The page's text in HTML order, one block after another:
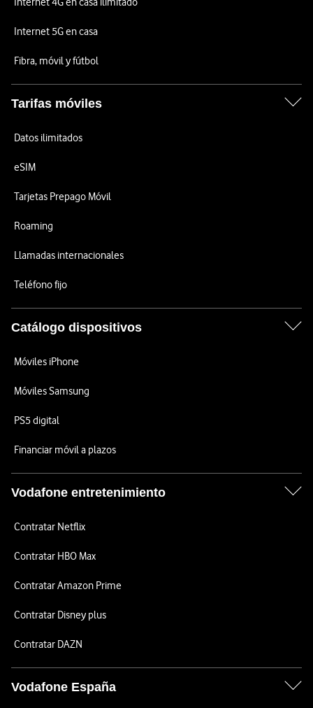
Internet 5G en casa
Fibra, móvil y fútbol
Tarifas móviles
Datos ilimitados
eSIM
Tarjetas Prepago Móvil
Roaming
Llamadas internacionales
Teléfono fijo
Catálogo dispositivos
Móviles iPhone
Móviles Samsung
PS5 digital
Financiar móvil a plazos
Vodafone entretenimiento
Contratar Netflix
Contratar HBO Max
Contratar Amazon Prime
Contratar Disney plus
Contratar DAZN
Vodafone España